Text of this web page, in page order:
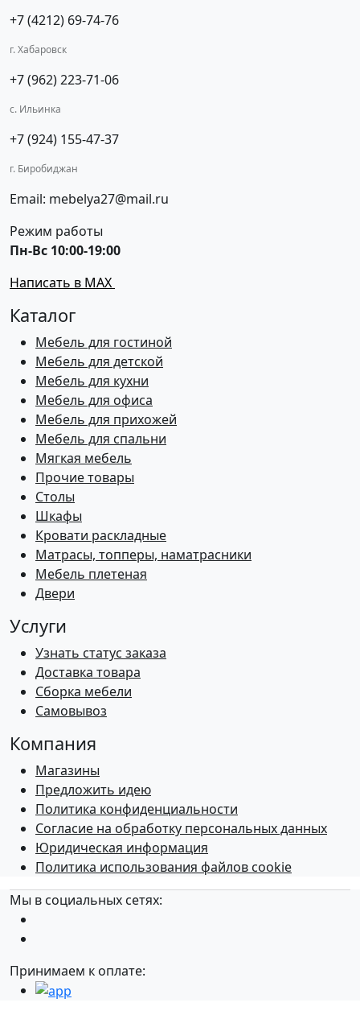
+7 (4212) 69-74-76
г. Хабаровск
+7 (962) 223-71-06
с. Ильинка
+7 (924) 155-47-37
г. Биробиджан
Email: mebelya27@mail.ru
Режим работы
Пн-Вс 10:00-19:00
Написать в MAX
Каталог
Мебель для гостиной
Мебель для детской
Мебель для кухни
Мебель для офиса
Мебель для прихожей
Мебель для спальни
Мягкая мебель
Прочие товары
Столы
Шкафы
Кровати раскладные
Матрасы, топперы, наматрасники
Мебель плетеная
Двери
Услуги
Узнать статус заказа
Доставка товара
Сборка мебели
Самовывоз
Компания
Магазины
Предложить идею
Политика конфиденциальности
Согласие на обработку персональных данных
Юридическая информация
Политика использования файлов cookie
Мы в социальных сетях:
Принимаем к оплате: